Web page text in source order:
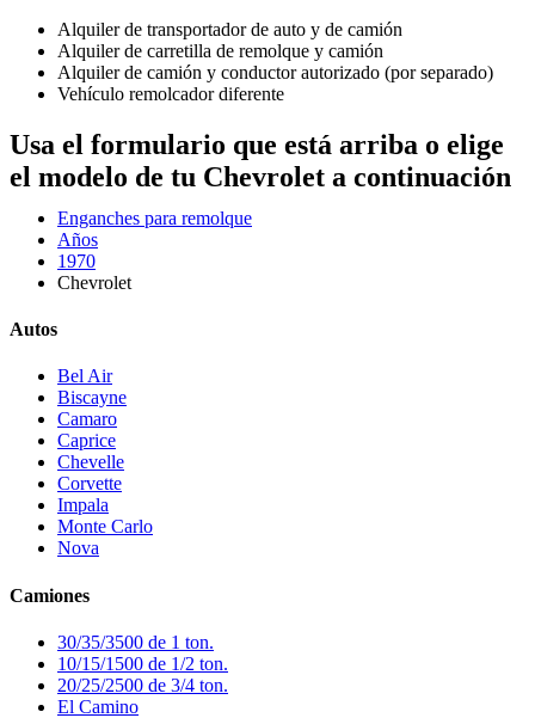
Alquiler de transportador de auto y de camión
Alquiler de carretilla de remolque y camión
Alquiler de camión y conductor autorizado (por separado)
Vehículo remolcador diferente
Usa el formulario que está arriba o elige
el modelo de tu Chevrolet a continuación
Enganches para remolque
Años
1970
Chevrolet
Autos
Bel Air
Biscayne
Camaro
Caprice
Chevelle
Corvette
Impala
Monte Carlo
Nova
Camiones
30/35/3500 de 1 ton.
10/15/1500 de 1/2 ton.
20/25/2500 de 3/4 ton.
El Camino